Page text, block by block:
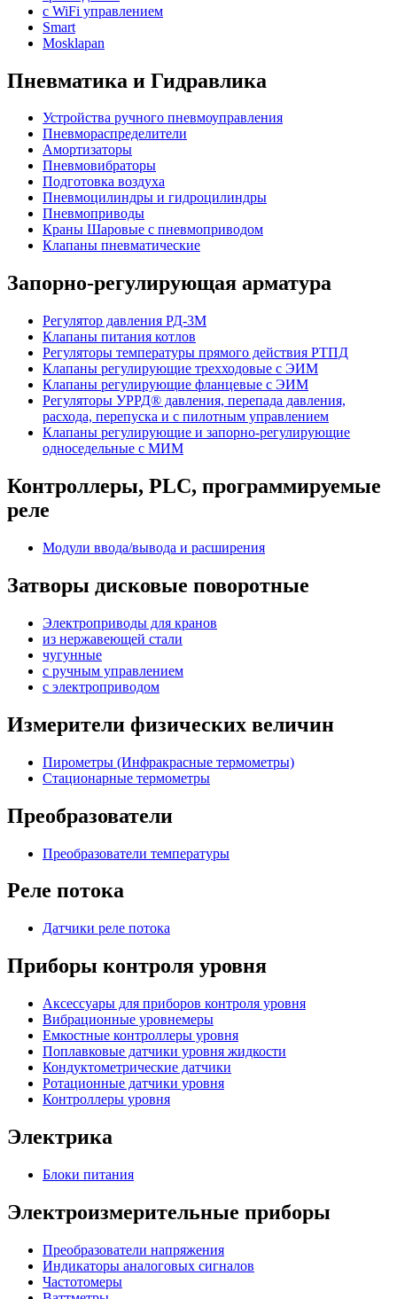
с WiFi управлением
Smart
Mosklapan
Пневматика и Гидравлика
Устройства ручного пневмоуправления
Пневмораспределители
Амортизаторы
Пневмовибраторы
Подготовка воздуха
Пневмоцилиндры и гидроцилиндры
Пневмоприводы
Краны Шаровые с пневмоприводом
Клапаны пневматические
Запорно-регулирующая арматура
Регулятор давления РД-3М
Клапаны питания котлов
Регуляторы температуры прямого действия РТПД
Клапаны регулирующие трехходовые с ЭИМ
Клапаны регулирующие фланцевые с ЭИМ
Регуляторы УРРД® давления, перепада давления,
расхода, перепуска и с пилотным управлением
Клапаны регулирующие и запорно-регулирующие
односедельные с МИМ
Контроллеры, PLС, программируемые
реле
Модули ввода/вывода и расширения
Затворы дисковые поворотные
Электроприводы для кранов
из нержавеющей стали
чугунные
с ручным управлением
c электроприводом
Измерители физических величин
Пирометры (Инфракрасные термометры)
Стационарные термометры
Преобразователи
Преобразователи температуры
Реле потока
Датчики реле потока
Приборы контроля уровня
Аксессуары для приборов контроля уровня
Вибрационные уровнемеры
Емкостные контроллеры уровня
Поплавковые датчики уровня жидкости
Кондуктометрические датчики
Ротационные датчики уровня
Контроллеры уровня
Электрика
Блоки питания
Электроизмерительные приборы
Преобразователи напряжения
Индикаторы аналоговых сигналов
Частотомеры